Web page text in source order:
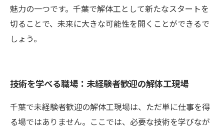
魅力の一つです。千葉で解体工として新たなスタートを
切ることで、未来に大きな可能性を開くことができるで
しょう。
技術を学べる職場：未経験者歓迎の解体工現場
千葉で未経験者歓迎の解体工現場は、ただ単に仕事を得
る場ではありません。ここでは、必要な技術を学びなが